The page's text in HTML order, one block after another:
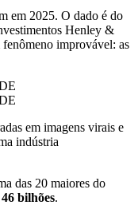
em 2025. O dado é do
Henley &
improvável: as
em imagens virais e
indústria
das 20 maiores do
bilhões.